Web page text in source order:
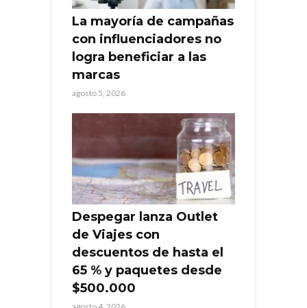
La mayoría de campañas
con influenciadores no
logra beneficiar a las
marcas
agosto 5, 2026
Despegar lanza Outlet
de Viajes con
descuentos de hasta el
65 % y paquetes desde
$500.000